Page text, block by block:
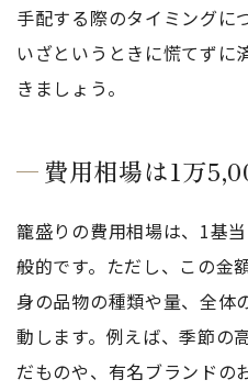
手配する際のタイミングに
いざというときに慌てずに
きましょう。
費用相場は1万
籠盛りの費用相場は、1基
般的です。ただし、この金
身の品物の種類や量、全体
動します。例えば、季節の
だものや、有名ブランドの